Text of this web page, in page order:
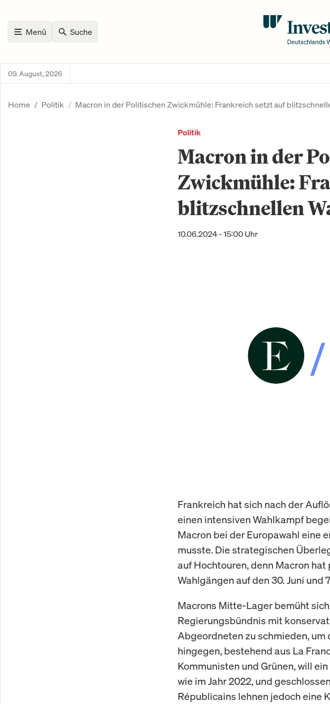
Menü Suche
09. August, 2026
Home Politik Macron in der Politischen Zwickmühle: Frankreich setzt auf
Politik
Macron in der
Zwickmühle:
blitzschnellen
10.06.2024 - 15:00 Uhr
Frankreich hat sich nach der
einen intensiven Wahlkampf
Macron bei der Europawahl eine
musste. Die strategischen
auf Hochtouren, denn Macron
Wahlgängen auf den 30. Juni und
Macrons Mitte-Lager bemüht
Regierungsbündnis mit
Abgeordneten zu schmieden, um
hingegen, bestehend aus La
Kommunisten und Grünen, will
wie im Jahr 2022, und
Républicains lehnen jedoch eine